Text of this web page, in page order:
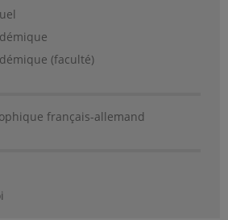
(faculté)
français-allemand